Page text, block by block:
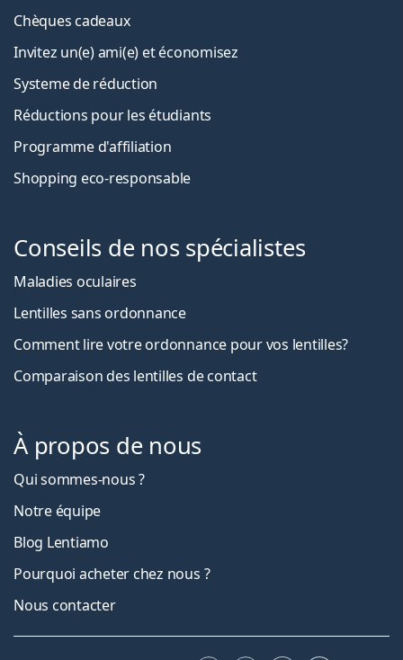
Chèques cadeaux
Invitez un(e) ami(e) et économisez
Systeme de réduction
Réductions pour les étudiants
Programme d'affiliation
Shopping eco-responsable
Conseils de nos spécialistes
Maladies oculaires
Lentilles sans ordonnance
Comment lire votre ordonnance pour vos lentilles?
Comparaison des lentilles de contact
À propos de nous
Qui sommes-nous ?
Notre équipe
Blog Lentiamo
Pourquoi acheter chez nous ?
Nous contacter